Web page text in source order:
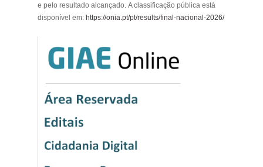
e pelo resultado alcançado. A classificação pública está
disponível em: https://onia.pt/pt/results/final-nacional-2026/